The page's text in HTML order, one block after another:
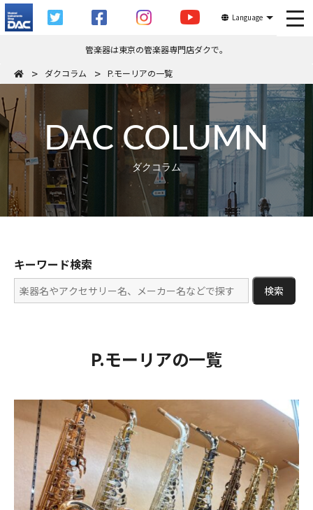
Language
管楽器は東京の管楽器専門店ダクで。
ダクコラム
P.モーリアの一覧
DAC COLUMN
ダクコラム
キーワード検索
検索
P.モーリアの一覧